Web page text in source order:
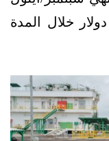
بنحو 2.08 مليار دولار خلال المدة